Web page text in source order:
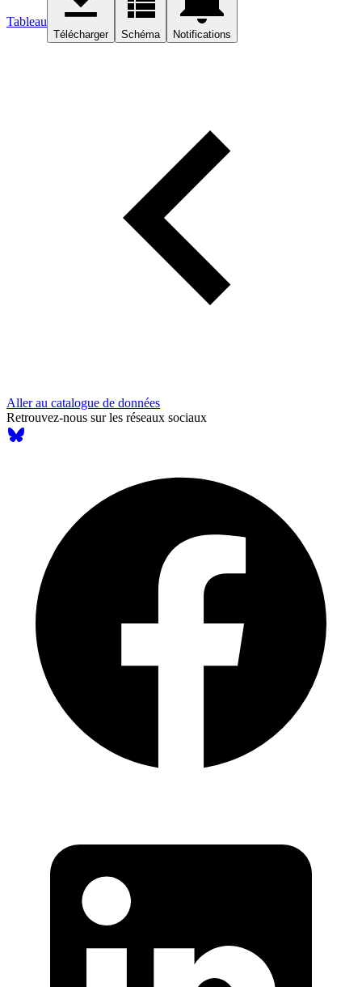
Tableau
Télécharger Schéma Notifications
Aller au catalogue de données
Retrouvez-nous sur les réseaux sociaux